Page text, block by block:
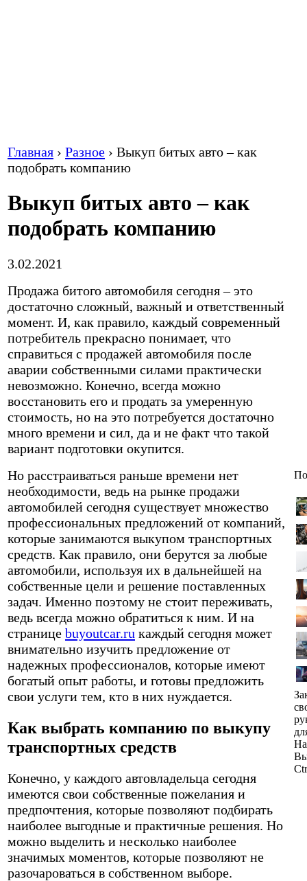
Главная › Разное › Выкуп битых авто – как
подобрать компанию
Выкуп битых авто – как
подобрать компанию
3.02.2021
Продажа битого автомобиля сегодня – это
достаточно сложный, важный и ответственный
момент. И, как правило, каждый современный
потребитель прекрасно понимает, что
справиться с продажей автомобиля после
аварии собственными силами практически
невозможно. Конечно, всегда можно
восстановить его и продать за умеренную
стоимость, но на это потребуется достаточно
много времени и сил, да и не факт что такой
вариант подготовки окупится.
Но расстраиваться раньше времени нет
необходимости, ведь на рынке продажи
автомобилей сегодня существует множество
профессиональных предложений от компаний,
которые занимаются выкупом транспортных
средств. Как правило, они берутся за любые
автомобили, используя их в дальнейшей на
собственные цели и решение поставленных
задач. Именно поэтому не стоит переживать,
ведь всегда можно обратиться к ним. И на
странице buyoutcar.ru каждый сегодня может
внимательно изучить предложение от
надежных профессионалов, которые имеют
богатый опыт работы, и готовы предложить
свои услуги тем, кто в них нуждается.
Как выбрать компанию по выкупу
транспортных средств
Конечно, у каждого автовладельца сегодня
имеются свои собственные пожелания и
предпочтения, которые позволяют подбирать
наиболее выгодные и практичные решения. Но
можно выделить и несколько наиболее
значимых моментов, которые позволяют не
разочароваться в собственном выборе.